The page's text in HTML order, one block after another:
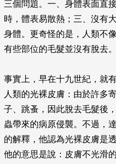
三個問題。一、身體表面直
時，體表易散熱；三、沒有
身體。更奇怪的是，人類不
有些部位的毛髮並沒有脫去。
事實上，早在十九世紀，就
人類的光裸皮膚：由於許多
子、跳蚤，因此脫去毛髮後
蟲帶來的病原侵襲。不過，
的解釋，他認為光裸皮膚是
他的意思是說：皮膚不光滑